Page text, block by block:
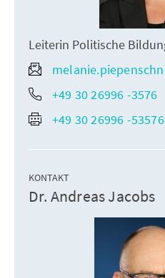
Leiterin Politische
+49 30 26996 -3576
+49 30 26996 -53576
KONTAKT
Dr. Andreas Jacobs